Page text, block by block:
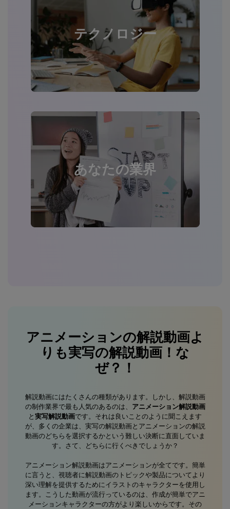
テクノロジー
あなたの業界
アニメーションの解説動画よ
りも実写の解説動画！な
ぜ？！
解説動画にはたくさんの種類があります。しかし、解説動画
の制作業界で最も人気のあるのは、 アニメーション解説動画
と 実写解説動画です。それは良いことのように聞こえます
が、多くの企業は、実写の解説動画とアニメーションの解説
動画のどちらを選択するかという難しい決断に直面していま
す。さて、どちらに行くべきでしょうか？
アニメーション解説動画はアニメーションが全てです。簡単
に言うと、視聴者に解説動画のトピックや製品についてより
深い理解を提供するためにイラストのキャラクターを使用し
ます。こうした動画が流行っているのは、作成が簡単でアニ
メーションキャラクターの方がより楽しいからです。その